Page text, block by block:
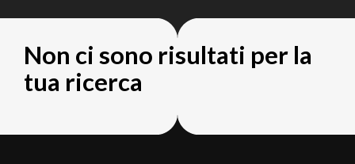
Non ci sono risultati per la
tua ricerca